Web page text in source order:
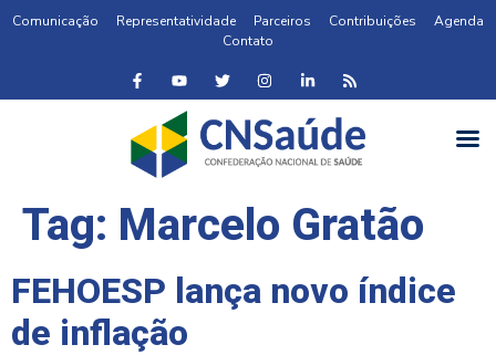
Comunicação Representatividade Parceiros Contribuições
Agenda
Contato
Tag: Marcelo Gratão
FEHOESP lança novo índice
de inflação